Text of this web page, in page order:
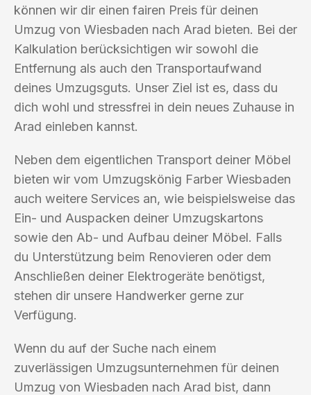
können wir dir einen fairen Preis für deinen
Umzug von Wiesbaden nach Arad bieten. Bei der
Kalkulation berücksichtigen wir sowohl die
Entfernung als auch den Transportaufwand
deines Umzugsguts. Unser Ziel ist es, dass du
dich wohl und stressfrei in dein neues Zuhause in
Arad einleben kannst.
Neben dem eigentlichen Transport deiner Möbel
bieten wir vom Umzugskönig Farber Wiesbaden
auch weitere Services an, wie beispielsweise das
Ein- und Auspacken deiner Umzugskartons
sowie den Ab- und Aufbau deiner Möbel. Falls
du Unterstützung beim Renovieren oder dem
Anschließen deiner Elektrogeräte benötigst,
stehen dir unsere Handwerker gerne zur
Verfügung.
Wenn du auf der Suche nach einem
zuverlässigen Umzugsunternehmen für deinen
Umzug von Wiesbaden nach Arad bist, dann